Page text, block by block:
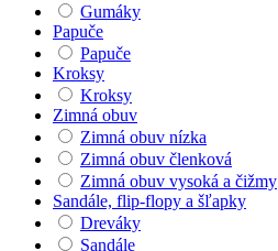
Gumáky
Papuče
Papuče
Kroksy
Kroksy
Zimná obuv
Zimná obuv nízka
Zimná obuv členková
Zimná obuv vysoká a čižmy
Sandále, flip-flopy a šľapky
Dreváky
Sandále